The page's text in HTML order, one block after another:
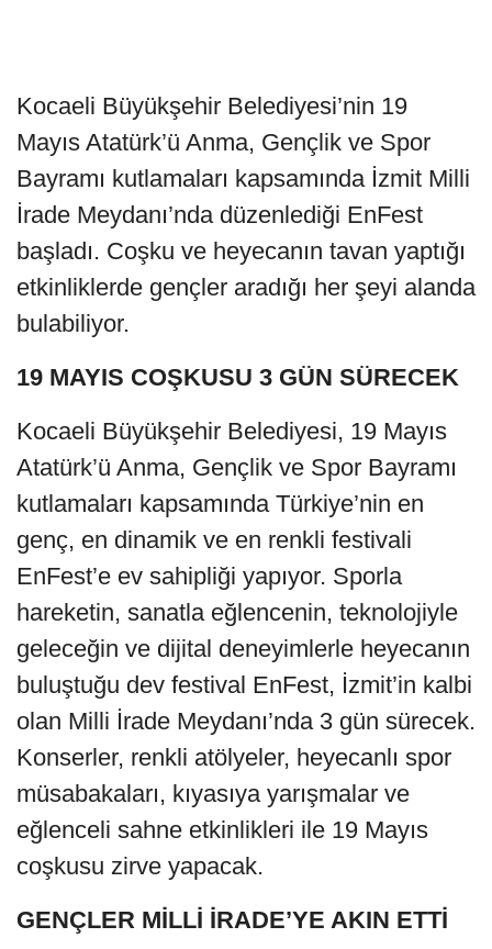
Kocaeli Büyükşehir Belediyesi’nin 19
Mayıs Atatürk’ü Anma, Gençlik ve Spor
Bayramı kutlamaları kapsamında İzmit Milli
İrade Meydanı’nda düzenlediği EnFest
başladı. Coşku ve heyecanın tavan yaptığı
etkinliklerde gençler aradığı her şeyi alanda
bulabiliyor.
19 MAYIS COŞKUSU 3 GÜN SÜRECEK
Kocaeli Büyükşehir Belediyesi, 19 Mayıs
Atatürk’ü Anma, Gençlik ve Spor Bayramı
kutlamaları kapsamında Türkiye’nin en
genç, en dinamik ve en renkli festivali
EnFest’e ev sahipliği yapıyor. Sporla
hareketin, sanatla eğlencenin, teknolojiyle
geleceğin ve dijital deneyimlerle heyecanın
buluştuğu dev festival EnFest, İzmit’in kalbi
olan Milli İrade Meydanı’nda 3 gün sürecek.
Konserler, renkli atölyeler, heyecanlı spor
müsabakaları, kıyasıya yarışmalar ve
eğlenceli sahne etkinlikleri ile 19 Mayıs
coşkusu zirve yapacak.
GENÇLER MİLLİ İRADE’YE AKIN ETTİ